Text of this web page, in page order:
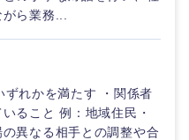
ら業務...
れかを満たす ・関係者
ること 例：地域住民・
異なる相手との調整や合